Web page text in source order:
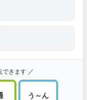
できます ／
う～ん